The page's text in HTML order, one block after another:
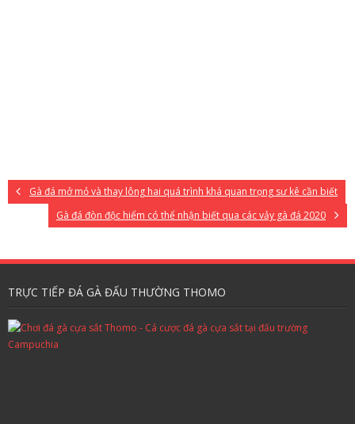
Gà đá mở mỏ và thay lông hai quá trình khá quan trọng sư kê cần biết
Gà đá đòn độc hiểm có thể nhận biết qua các vảy gà đá 2020
TRỰC TIẾP ĐÁ GÀ ĐẤU THƯỜNG THOMO